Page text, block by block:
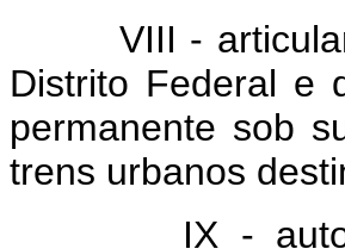
VIII - articular-
Distrito Federal e
permanente sob
trens urbanos
IX - autorizar